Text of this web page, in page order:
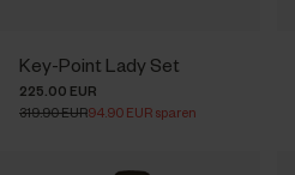
Key-Point Lady Set
225.00 EUR
319.90 EUR94.90 EUR sparen